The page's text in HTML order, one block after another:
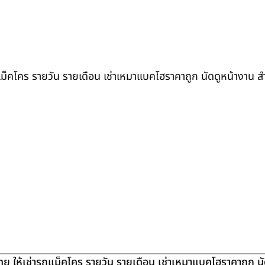
โคร รายวัน รายเดือน เช่าเหมาแบคโฮราคาถูก นัดดูหน้างาน ส